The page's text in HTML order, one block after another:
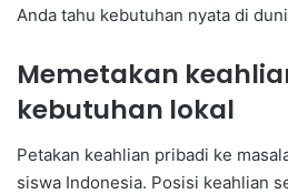
Anda tahu kebutuhan nyata di
Memetakan
kebutuhan lokal
Petakan keahlian pribadi ke
siswa Indonesia. Posisi keahlian